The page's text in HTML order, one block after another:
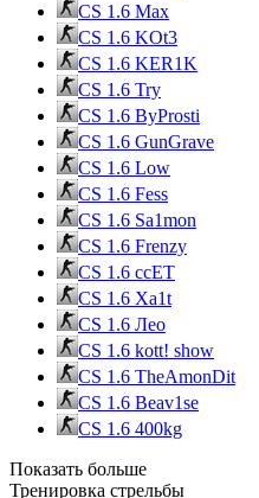
CS 1.6 Max
CS 1.6 KOt3
CS 1.6 KER1K
CS 1.6 Try
CS 1.6 ByProsti
CS 1.6 GunGrave
CS 1.6 Low
CS 1.6 Fess
CS 1.6 Sa1mon
CS 1.6 Frenzy
CS 1.6 ccET
CS 1.6 Xa1t
CS 1.6 Лео
CS 1.6 kott! show
CS 1.6 TheAmonDit
CS 1.6 Beav1se
CS 1.6 400kg
Показать больше
Тренировка стрельбы